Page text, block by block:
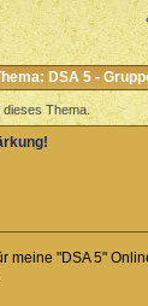
DSA 5 -
Thema.
meine "DSA 5"